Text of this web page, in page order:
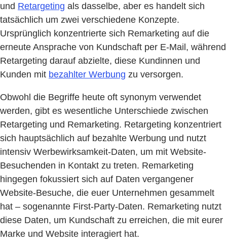
und Retargeting als dasselbe, aber es handelt sich
tatsächlich um zwei verschiedene Konzepte.
Ursprünglich konzentrierte sich Remarketing auf die
erneute Ansprache von Kundschaft per E-Mail, während
Retargeting darauf abzielte, diese Kundinnen und
Kunden mit bezahlter Werbung zu versorgen.
Obwohl die Begriffe heute oft synonym verwendet
werden, gibt es wesentliche Unterschiede zwischen
Retargeting und Remarketing. Retargeting konzentriert
sich hauptsächlich auf bezahlte Werbung und nutzt
intensiv Werbewirksamkeit-Daten, um mit Website-
Besuchenden in Kontakt zu treten. Remarketing
hingegen fokussiert sich auf Daten vergangener
Website-Besuche, die euer Unternehmen gesammelt
hat – sogenannte First-Party-Daten. Remarketing nutzt
diese Daten, um Kundschaft zu erreichen, die mit eurer
Marke und Website interagiert hat.